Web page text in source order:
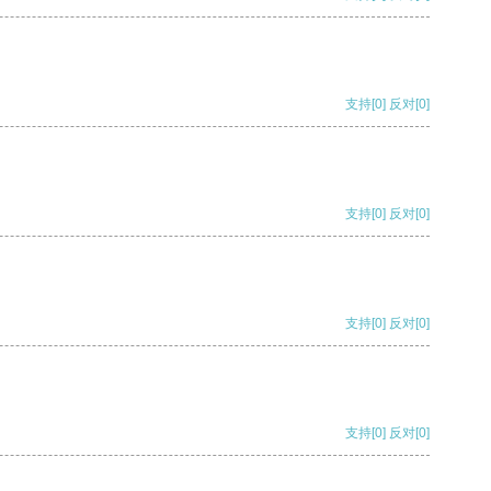
支持[0] 反对[0]
支持[0] 反对[0]
支持[0] 反对[0]
支持[0] 反对[0]